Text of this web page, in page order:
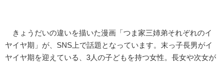
きょうだいの違いを描いた漫画「つま家三姉弟それぞれのイ
ヤイヤ期」が、SNS上で話題となっています。末っ子長男がイ
ヤイヤ期を迎えている、3人の子どもを持つ女性。長女や次女が